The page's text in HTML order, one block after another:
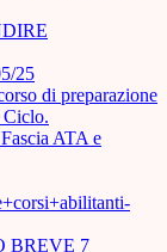
25
di preparazione
Ciclo.
ATA e
BREVE 7